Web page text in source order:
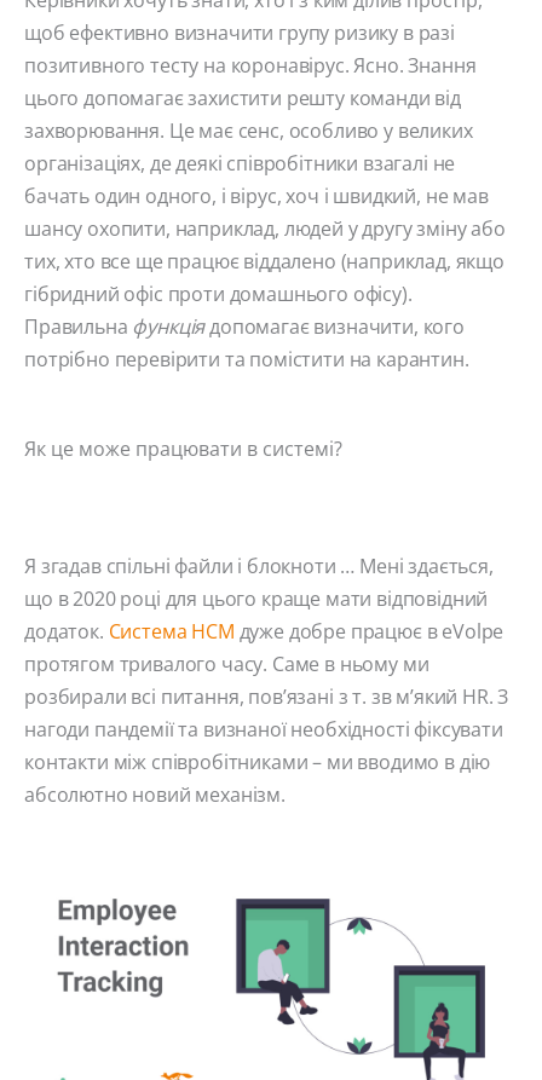
щоб ефективно визначити групу ризику в разі
позитивного тесту на коронавірус. Ясно. Знання
цього допомагає захистити решту команди від
захворювання. Це має сенс, особливо у великих
організаціях, де деякі співробітники взагалі не
бачать один одного, і вірус, хоч і швидкий, не мав
шансу охопити, наприклад, людей у ​​другу зміну або
тих, хто все ще працює віддалено (наприклад, якщо
гібридний офіс проти домашнього офісу).
Правильна функціядопомагає визначити, кого
потрібно перевірити та помістити на карантин.
Як це може працювати в системі?
Я згадав спільні файли і блокноти … Мені здається,
що в 2020 році для цього краще мати відповідний
додаток. Система HCM дуже добре працює в eVolpe
протягом тривалого часу. Саме в ньому ми
розбирали всі питання, пов’язані з т. зв м’який HR. З
нагоди пандемії та визнаної необхідності фіксувати
контакти між співробітниками – ми вводимо в дію
абсолютно новий механізм.